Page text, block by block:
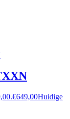
€649,00Huidige